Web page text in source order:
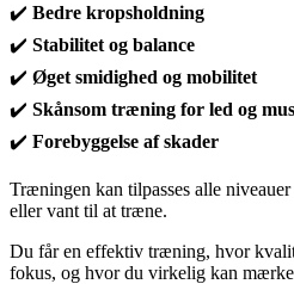
✔️ Bedre kropsholdning
✔️ Stabilitet og balance
✔️ Øget smidighed og mobilitet
✔️ Skånsom træning for led og
✔️ Forebyggelse af skader
Træningen kan tilpasses alle
eller vant til at træne.
Du får en effektiv træning, hvor
fokus, og hvor du virkelig kan